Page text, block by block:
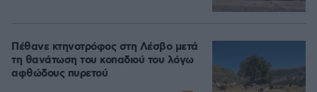
Πέθανε κτηνοτρόφος στη Λέσβο μετά
τη θανάτωση του κοπαδιού του λόγω
αφθώδους πυρετού